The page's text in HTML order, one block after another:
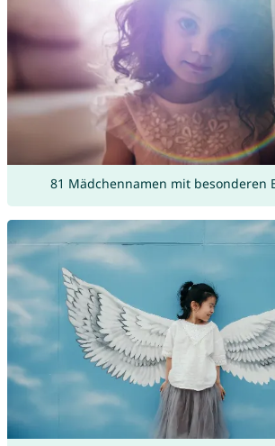
81 Mädchennamen mit besonderen